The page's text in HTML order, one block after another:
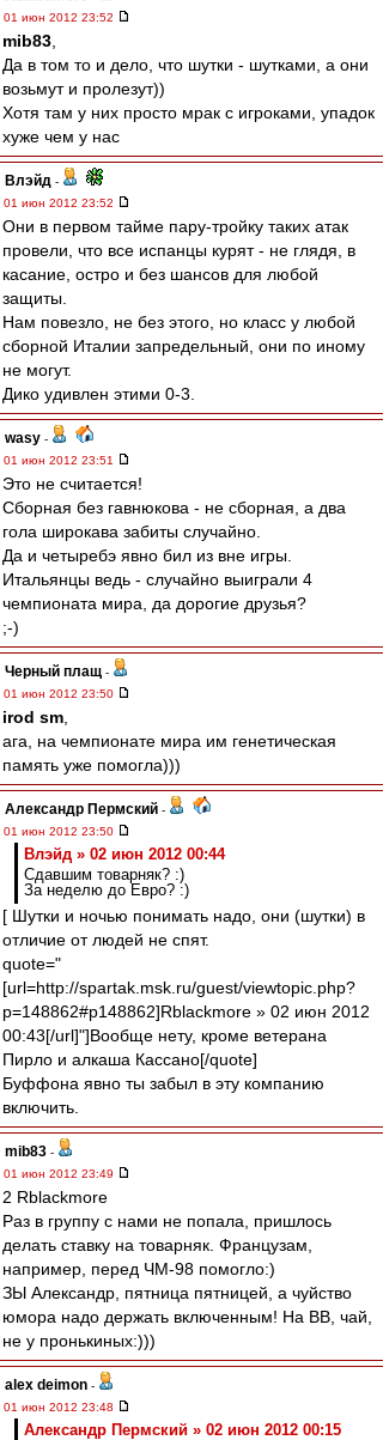
01 июн 2012 23:52
mib83
Да в том то и дело, что шутки - шутками, а они
возьмут и пролезут))
Хотя там у них просто мрак с игроками, упадок
хуже чем у нас
Влэйд -
01 июн 2012 23:52
Они в первом тайме пару-тройку таких атак
провели, что все испанцы курят - не глядя, в
касание, остро и без шансов для любой
защиты.
Нам повезло, не без этого, но класс у любой
сборной Италии запредельный, они по иному
не могут.
Дико удивлен этими 0-3.
wasy -
01 июн 2012 23:51
Это не считается!
Сборная без гавнюкова - не сборная, а два
гола широкава забиты случайно.
Да и четыребэ явно бил из вне игры.
Итальянцы ведь - случайно выиграли 4
чемпионата мира, да дорогие друзья?
;-)
Черный плащ -
01 июн 2012 23:50
irod sm
ага, на чемпионате мира им генетическая
память уже помогла)))
Александр Пермский -
01 июн 2012 23:50
Влэйд » 02 июн 2012 00:44
Сдавшим товарняк? :)
За неделю до Евро? :)
[ Шутки и ночью понимать надо, они (шутки) в
отличие от людей не спят.
quote="
[url=http://spartak.msk.ru/guest/viewtopic.php?
p=148862#p148862]Rblackmore » 02 июн 2012
00:43[/url]"]Вообще нету, кроме ветерана
Пирло и алкаша Кассано[/quote]
Буффона явно ты забыл в эту компанию
включить.
mib83 -
01 июн 2012 23:49
2 Rblackmore
Раз в группу с нами не попала, пришлось
делать ставку на товарняк. Французам,
например, перед ЧМ-98 помогло:)
ЗЫ Александр, пятница пятницей, а чуйство
юмора надо держать включенным! На ВВ, чай,
не у пронькиных:)))
alex deimon -
01 июн 2012 23:48
Александр Пермский » 02 июн 2012 00:15